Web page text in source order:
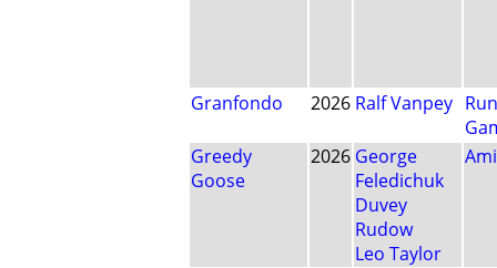
Granfondo 2026 Ralf Vanpey
Greedy
Goose
2026 George
Feledichuk
Duvey
Rudow
Leo Taylor